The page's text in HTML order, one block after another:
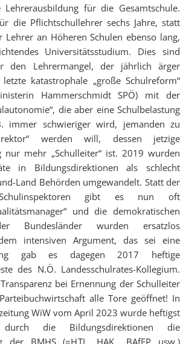
Lehrerausbildung für die Gesamtschule.
die Pflichtschullehrer sechs Jahre, statt
an Höheren Schulen ebenso lang,
Universitätsstudium. Dies sind
den Lehrermangel, der jährlich ärger
katastrophale „große Schulreform“
Hammerschmidt SPÖ) mit der
die aber eine Schulbelastung
immer schwieriger wird, jemanden zu
werden will, dessen jetzige
nur mehr „Schulleiter“ ist. 2019 wurden
in Bildungsdirektionen als schlecht
Land Behörden umgewandelt. Statt der
Schulinspektoren gibt es nun oft
und die demokratischen
Bundesländer wurden ersatzlos
intensiven Argument, das sei eine
gab es dagegen 2017 heftige
des N.Ö. Landesschulrates-Kollegium.
bei Ernennung der Schulleiter
alle Tore geöffnet! In
WiW vom April 2023 wurde heftigst
die Bildungsdirektionen die
der BMHS (=HTL, HAK, ‚BAfEP usw.)